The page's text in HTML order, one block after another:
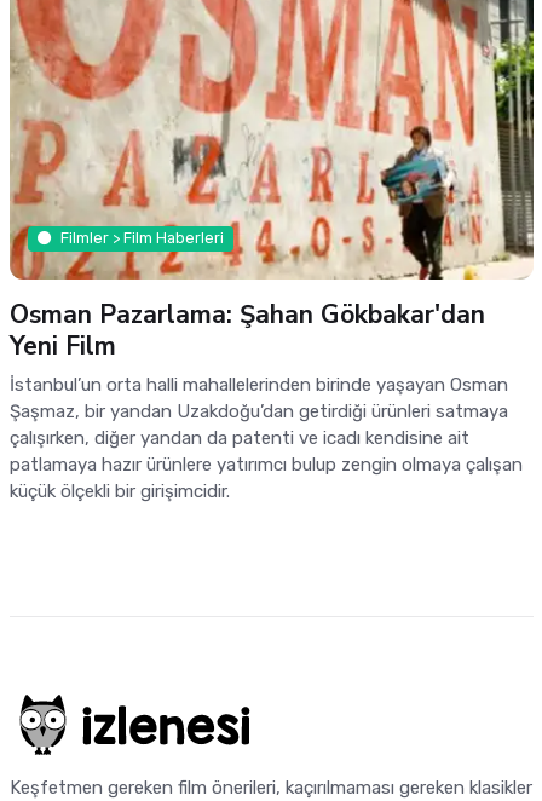
Filmler > Film Haberleri
Osman Pazarlama: Şahan Gökbakar'dan
Yeni Film
İstanbul’un orta halli mahallelerinden birinde yaşayan Osman
Şaşmaz, bir yandan Uzakdoğu’dan getirdiği ürünleri satmaya
çalışırken, diğer yandan da patenti ve icadı kendisine ait
patlamaya hazır ürünlere yatırımcı bulup zengin olmaya çalışan
küçük ölçekli bir girişimcidir.
Keşfetmen gereken film önerileri, kaçırılmaması gereken klasikler